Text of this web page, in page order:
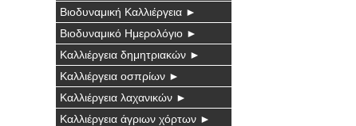
Βιοδυναμική Καλλιέργεια ►
Βιοδυναμικό Ημερολόγιο ►
Καλλιέργεια δημητριακών ►
Καλλιέργεια οσπρίων ►
Καλλιέργεια λαχανικών ►
Καλλιέργεια άγριων χόρτων ►